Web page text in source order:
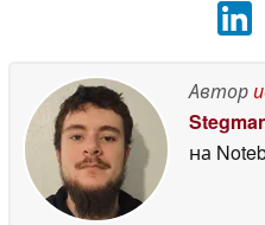
Автор
на